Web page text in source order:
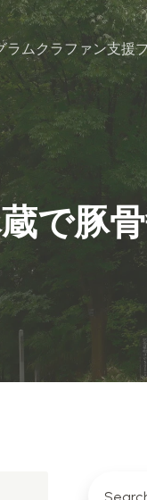
ラムクラファン支援
で豚